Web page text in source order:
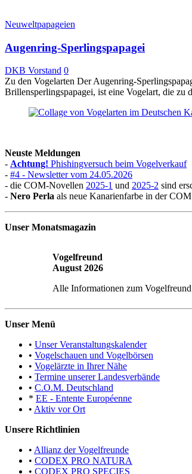
Neuweltpapageien
Augenring-Sperlingspapagei
DKB Vorstand 0
Zu den Vogelarten Der Augenring-
Brillensperlingspapagei, ist eine Vogelart, die zu
Neuste Meldungen
- Achtung! Phishingversuch beim Vogelverkauf
- #4 - Newsletter vom 24.05.2026
- die COM-Novellen 2025-1 und 2025-2 sind
- Nero Perla als neue Kanarienfarbe in der COM
Unser Monatsmagazin
Vogelfreund
August 2026
Alle Informationen zum
Unser Menü
• Unser Veranstaltungskalender
• Vogelschauen und Vogelbörsen
• Vogelärzte in Ihrer Nähe
• Termine unserer Landesverbände
• C.O.M. Deutschland
* EE - Entente Européenne
• Aktiv vor Ort
Unsere Richtlinien
• Allianz der Vogelfreunde
• CODEX PRO NATURA
• CODEX PRO SPECIES